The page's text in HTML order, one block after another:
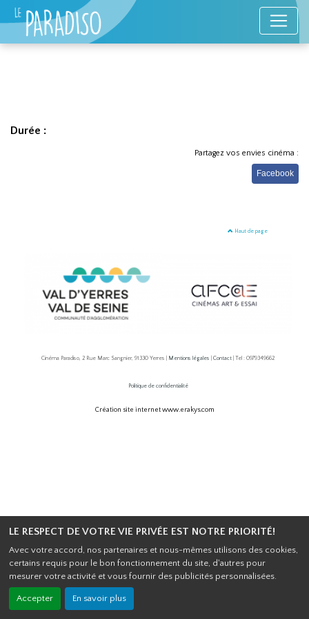
LE RESPECT DE VOTRE VIE PRIVÉE EST NOTRE PRIORITÉ!
Avec votre accord, nos partenaires et nous-mêmes utilisons des cookies,
certains requis pour le bon fonctionnement du site, d'autres pour
mesurer votre activité et vous fournir des publicités personnalisées.
Accepter En savoir plus
Durée :
Partagez vos envies cinéma :
Facebook
Haut de page
Cinéma Paradiso, 2 Rue Marc Sangnier, 91330 Yerres | Mentions légales Contact | Tel : 0979349662
Politique de confidentialité
Création site internet www.erakys.com